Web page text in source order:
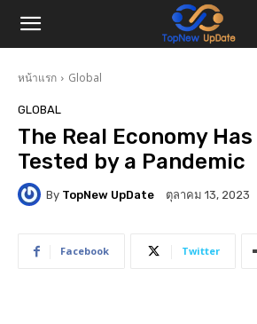
หน้าแรก Global
GLOBAL
The Real Economy
Tested by a Pandemic
By TopNew UpDate ตุลาคม 13, 2023
Facebook Twitter